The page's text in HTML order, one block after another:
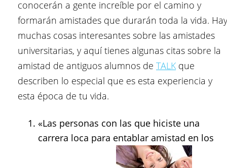
conocerán a gente increíble por el camino y
formarán amistades que durarán toda la vida. Hay
muchas cosas interesantes sobre las amistades
universitarias, y aquí tienes algunas citas sobre la
amistad de antiguos alumnos de TALKque
describen lo especial que es esta experiencia y
esta época de tu vida.
«Las personas con las que hiciste una
carrera loca para entablar amistad en los